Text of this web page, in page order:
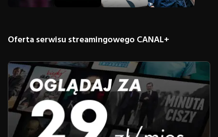
Oferta serwisu streamingowego CANAL+